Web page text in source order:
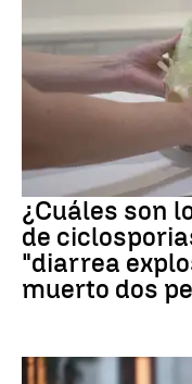
Brote
¿Cuáles son
de
"diarrea
muerto dos